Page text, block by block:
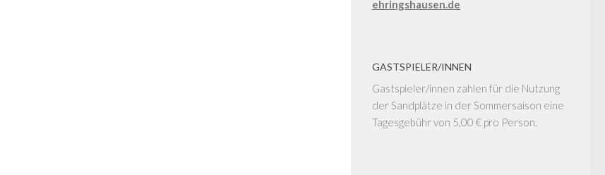
ehringshausen.de
GASTSPIELER/INNEN
Gastspieler/innen zahlen für die Nutzung
der Sandplätze in der Sommersaison eine
Tagesgebühr von 5,00 € pro Person.